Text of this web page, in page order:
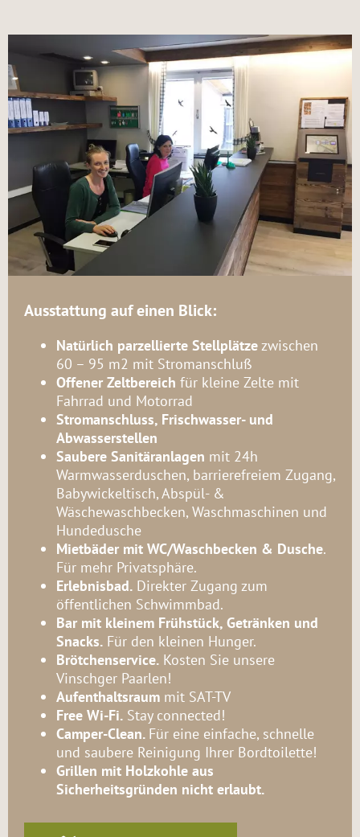
Ausstattung auf einen Blick:
Natürlich parzellierte Stellplätzezwischen
60 – 95 m2 mit Stromanschluß
Offener Zeltbereich für kleine Zelte mit
Fahrrad und Motorrad
Stromanschluss, Frischwasser- und
Abwasserstellen
Saubere Sanitäranlagen mit 24h
Warmwasserduschen, barrierefreiem Zugang,
Babywickeltisch, Abspül- &
Wäschewaschbecken, Waschmaschinen und
Hundedusche
Mietbäder mit WC/Waschbecken & Dusche.
Für mehr Privatsphäre.
Erlebnisbad. Direkter Zugang zum
öffentlichen Schwimmbad.
Bar mit kleinem Frühstück, Getränken und
Snacks. Für den kleinen Hunger.
Brötchenservice. Kosten Sie unsere
Vinschger Paarlen!
Aufenthaltsraum mit SAT-TV
Free Wi-Fi. Stay connected!
Camper-Clean. Für eine einfache, schnelle
und saubere Reinigung Ihrer Bordtoilette!
Grillen mit Holzkohle aus
Sicherheitsgründen nicht erlaubt.